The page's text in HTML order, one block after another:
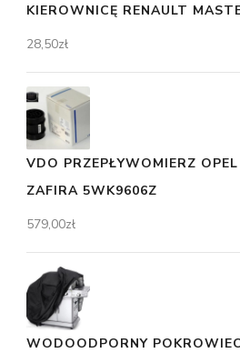
KIEROWNICĘ RENAULT
28,50zł
VDO PRZEPŁYWOMIERZ
ZAFIRA 5WK9606Z
579,00zł
WODOODPORNY